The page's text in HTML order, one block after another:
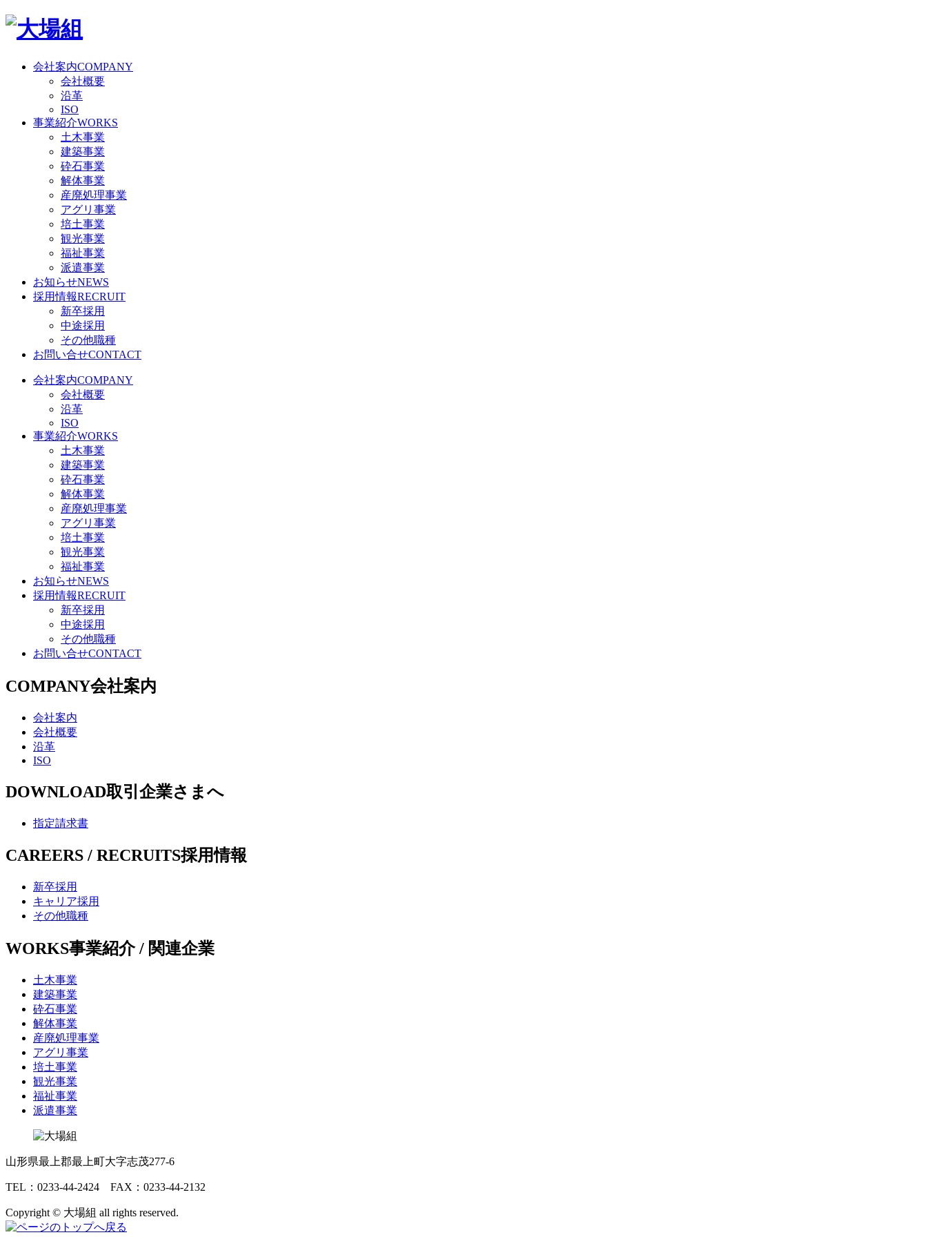
会社案内COMPANY
会社概要
沿革
ISO
事業紹介WORKS
土木事業
建築事業
砕石事業
解体事業
産廃処理事業
アグリ事業
培土事業
観光事業
福祉事業
派遣事業
お知らせNEWS
採用情報RECRUIT
新卒採用
中途採用
その他職種
お問い合せCONTACT
会社案内COMPANY
会社概要
沿革
ISO
事業紹介WORKS
土木事業
建築事業
砕石事業
解体事業
産廃処理事業
アグリ事業
培土事業
観光事業
福祉事業
お知らせNEWS
採用情報RECRUIT
新卒採用
中途採用
その他職種
お問い合せCONTACT
COMPANY会社案内
会社案内
会社概要
沿革
ISO
DOWNLOAD取引企業さまへ
指定請求書
CAREERS / RECRUITS採用情報
新卒採用
キャリア採用
その他職種
WORKS事業紹介 / 関連企業
土木事業
建築事業
砕石事業
解体事業
産廃処理事業
アグリ事業
培土事業
観光事業
福祉事業
派遣事業
山形県最上郡最上町大字志茂277-6
TEL：0233-44-2424 FAX：0233-44-2132
Copyright © 大場組 all rights reserved.